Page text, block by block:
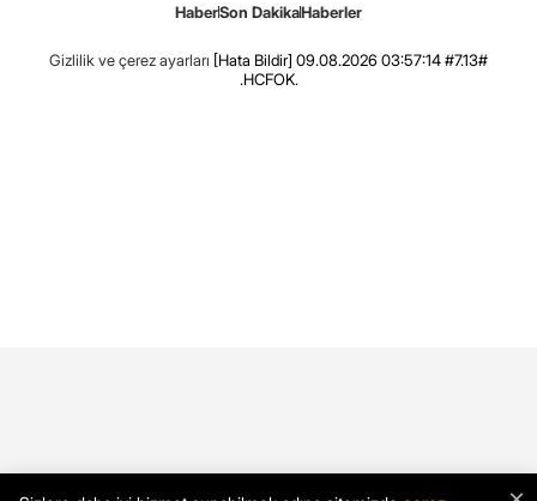
HaberSon DakikaHaberler
Gizlilik ve çerez ayarları [Hata Bildir] 09.08.2026 03:57:14 #7.13#
.HCFOK.